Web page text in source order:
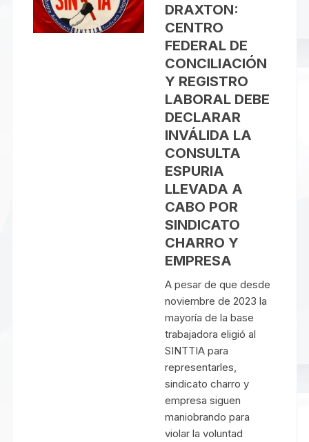
DRAXTON:
CENTRO
FEDERAL DE
CONCILIACIÓN
Y REGISTRO
LABORAL DEBE
DECLARAR
INVÁLIDA LA
CONSULTA
ESPURIA
LLEVADA A
CABO POR
SINDICATO
CHARRO Y
EMPRESA
A pesar de que desde
noviembre de 2023 la
mayoría de la base
trabajadora eligió al
SINTTIA para
representarles,
sindicato charro y
empresa siguen
maniobrando para
violar la voluntad